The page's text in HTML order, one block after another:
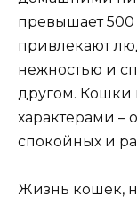
превышает
привлекают
нежностью и
другом. Кошки
характерами –
спокойных и
Жизнь кошек,